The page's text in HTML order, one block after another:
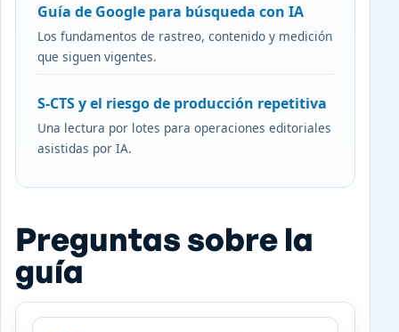
Guía de Google para búsqueda con IA
Los fundamentos de rastreo, contenido y medición
que siguen vigentes.
S-CTS y el riesgo de producción repetitiva
Una lectura por lotes para operaciones editoriales
asistidas por IA.
Preguntas sobre la
guía